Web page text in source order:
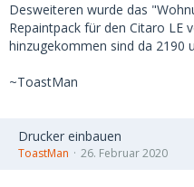
Desweiteren wurde das
Repaintpack für den Citaro LE
hinzugekommen sind da 2190
~ToastMan
Drucker einbauen
ToastMan 26. Februar 2020